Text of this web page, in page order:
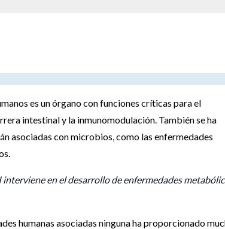
es un órgano con funciones críticas para el
intestinal y la inmunomodulación. También se ha
asociadas con microbios, como las enfermedades
en el desarrollo de enfermedades
humanas asociadas ninguna ha proporcionado